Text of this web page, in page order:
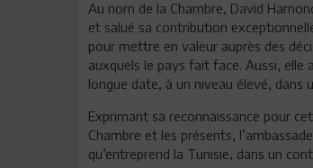
Au nom de la Chambre, David
et salué sa contribution
pour mettre en valeur auprès des
auxquels le pays fait face. Aussi, elle
longue date, à un niveau élevé,
Exprimant sa reconnaissance pour
Chambre et les présents,
qu’entreprend la Tunisie, dans un